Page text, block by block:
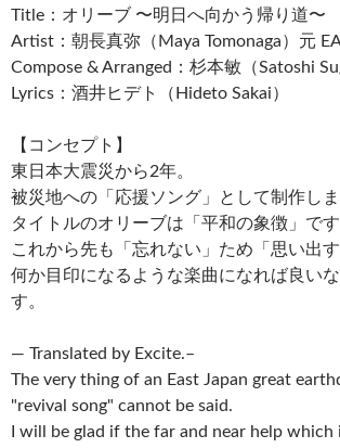
Title：オリーブ 〜明日へ向かう帰り道〜
Artist：朝長真弥（Maya Tomonaga）元
Compose & Arranged：杉本敏（Satoshi
Lyrics：酒井ヒデト（Hideto Sakai）
【コンセプト】
東日本大震災から2年。
被災地への「応援ソング」として制作しま
タイトルのオリーブは「平和の象徴」です
これから先も「忘れない」ため「思い出
何か目印になるような楽曲になれば良い
す。
— Translated by Excite.–
The very thing of an East Japan great
"revival song" cannot be said.
I will be glad if the far and near help which